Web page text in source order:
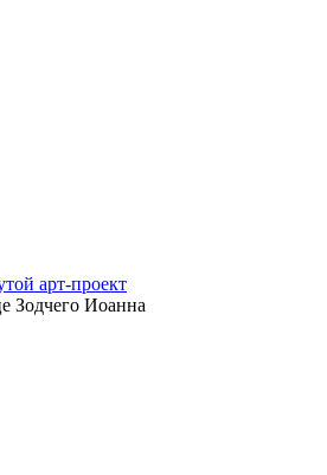
арт-проект
Зодчего Иоанна